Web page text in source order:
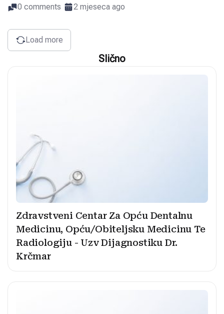
0 comments 2 mjeseca ago
Load more
Slično
Zdravstveni Centar Za Opću Dentalnu
Medicinu, Opću/Obiteljsku Medicinu Te
Radiologiju - Uzv Dijagnostiku Dr.
Krčmar